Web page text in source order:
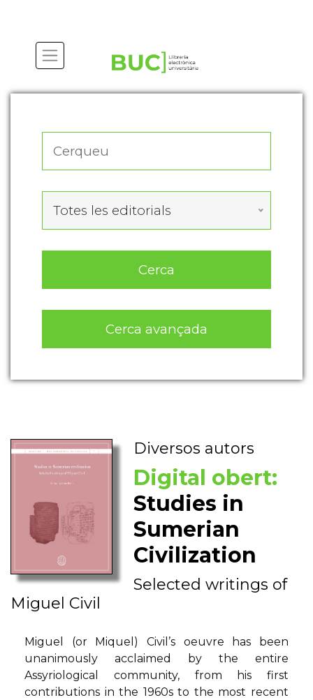
Totes les editorials
Cerca
Cerca avançada
Diversos autors
Digital obert:
Studies in
Sumerian
Civilization
Selected writings of
Miguel Civil
Miguel (or Miquel) Civil’s oeuvre has been
unanimously acclaimed by the entire
Assyriological community, from his first
contributions in the 1960s to the most recent